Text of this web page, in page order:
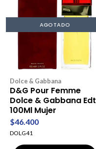
AGOTADO
Dolce & Gabbana
D&G Pour Femme
Dolce & Gabbana Edt
100Ml Mujer
$46.400
DOLG41